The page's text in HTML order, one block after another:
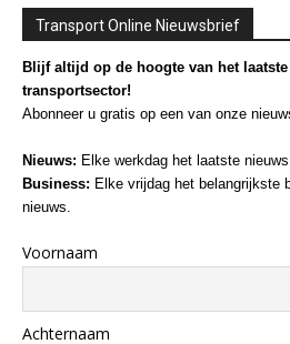
Transport Online Nieuwsbrief
Blijf altijd op de hoogte van het
transportsector!
Abonneer u gratis op een van onze
Nieuws: Elke werkdag het laatste nieuws
Business: Elke vrijdag het belangrijkste
nieuws.
Voornaam
Achternaam